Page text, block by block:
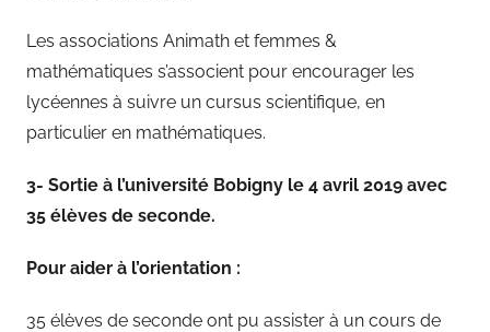
Les associations Animath et femmes &
mathématiques s’associent pour encourager les
lycéennes à suivre un cursus scientifique, en
particulier en mathématiques.
3- Sortie à l’université Bobigny le 4 avril 2019 avec
35 élèves de seconde.
Pour aider à l’orientation :
35 élèves de seconde ont pu assister à un cours de